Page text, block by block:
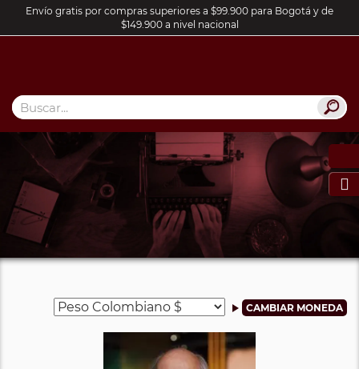
Envío gratis por compras superiores a $99.900 para Bogotá y de
$149.900 a nivel nacional
